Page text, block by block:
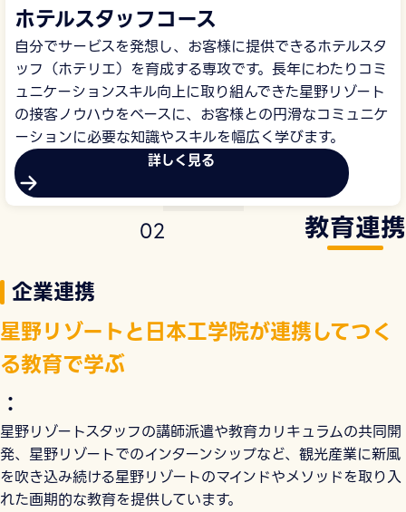
ホテルスタッフコース
自分でサービスを発想し、お客様に提供できるホテルスタ
ッフ（ホテリエ）を育成する専攻です。長年にわたりコミ
ュニケーションスキル向上に取り組んできた星野リゾート
の接客ノウハウをベースに、お客様との円滑なコミュニケ
ーションに必要な知識やスキルを幅広く学びます。
詳しく見る
02 教育連携
企業連携
：
星野リゾートと日本工学院が連携してつく
る教育で学ぶ
星野リゾートスタッフの講師派遣や教育カリキュラムの共同開
発、星野リゾートでのインターンシップなど、観光産業に新風
を吹き込み続ける星野リゾートのマインドやメソッドを取り入
れた画期的な教育を提供しています。